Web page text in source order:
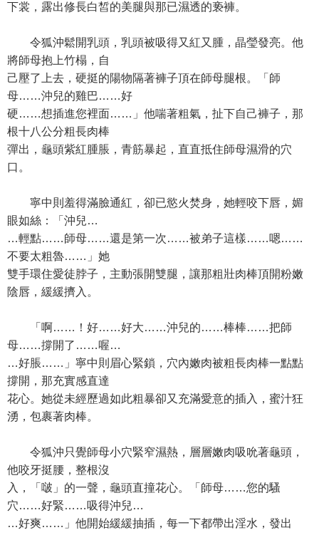
下裳，露出修長白皙的美腿與那已濕透的亵褲。
令狐沖鬆開乳頭，乳頭被吸得又紅又腫，晶瑩發亮。他
將師母抱上竹榻，自
己壓了上去，硬挺的陽物隔著褲子頂在師母腿根。「師
母……沖兒的雞巴……好
硬……想插進您裡面……」他喘著粗氣，扯下自己褲子，那
根十八公分粗長肉棒
彈出，龜頭紫紅腫脹，青筋暴起，直直抵住師母濕滑的穴
口。
寧中則羞得滿臉通紅，卻已慾火焚身，她輕咬下唇，媚
眼如絲：「沖兒…
…輕點……師母……還是第一次……被弟子這樣……嗯……
不要太粗魯……」她
雙手環住愛徒脖子，主動張開雙腿，讓那粗壯肉棒頂開粉嫩
陰唇，緩緩擠入。
「啊……！好……好大……沖兒的……棒棒……把師
母……撐開了……喔…
…好脹……」寧中則眉心緊鎖，穴內嫩肉被粗長肉棒一點點
撐開，那充實感直達
花心。她從未經歷過如此粗暴卻又充滿愛意的插入，蜜汁狂
湧，包裹著肉棒。
令狐沖只覺師母小穴緊窄濕熱，層層嫩肉吸吮著龜頭，
他咬牙挺腰，整根沒
入，「啵」的一聲，龜頭直撞花心。「師母……您的騷
穴……好緊……吸得沖兒…
…好爽……」他開始緩緩抽插，每一下都帶出淫水，發出